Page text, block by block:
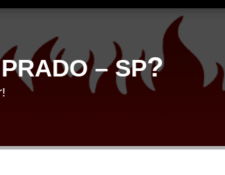
– SP?